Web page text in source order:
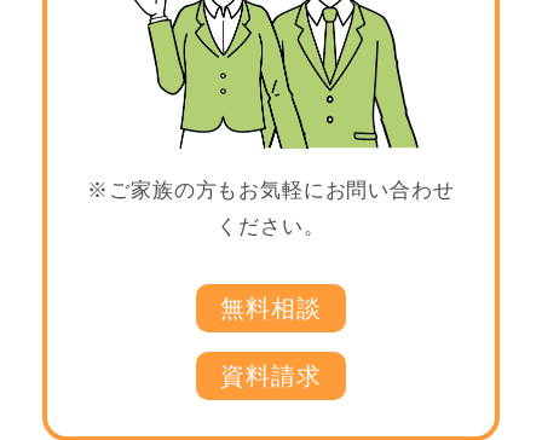
※ご家族の方もお気軽にお問い合わせ
ください。
無料相談
資料請求